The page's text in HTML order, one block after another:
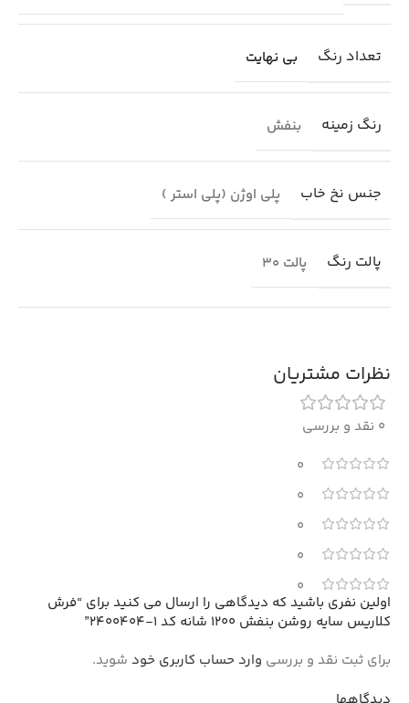
تعداد رنگ بی نهایت
رنگ زمینه بنفش
جنس نخ خاب پلی اوژن (پلی استر )
پالت رنگ پالت 30
نظرات مشتریان
0 نقد و بررسی
0
0
0
0
0
اولین نفری باشید که دیدگاهی را ارسال می کنید برای “فرش
کلاریس سایه روشن بنفش 1200 شانه کد 1-2400404”
برای ثبت نقد و بررسی وارد حساب کاربری خود شوید.